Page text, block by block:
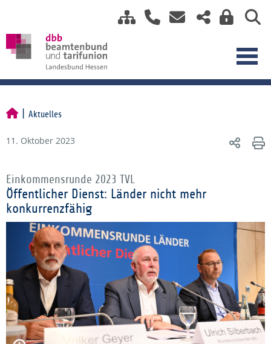
Aktuelles
11. Oktober 2023
Einkommensrunde 2023 TVL
Öffentlicher Dienst: Länder nicht mehr
konkurrenzfähig